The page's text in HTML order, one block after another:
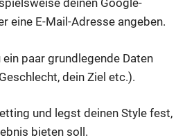
deinen Google-
eine E-Mail-Adresse angeben.
paar grundlegende Daten
dein Ziel etc.).
und legst deinen Style fest,
bieten soll.